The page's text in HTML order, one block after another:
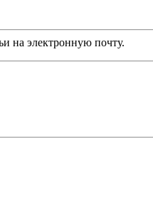
на электронную почту.